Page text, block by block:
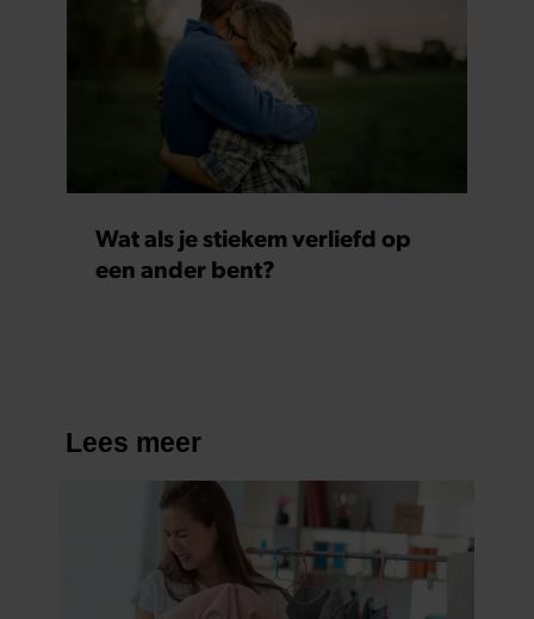
Wat als je stiekem verliefd op
een ander bent?